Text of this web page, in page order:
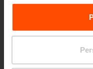
vizitațiPrinciples
Evenimente spațiul
Chiar și